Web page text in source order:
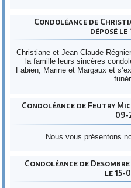
Condoléance de
déposé le
Christiane et Jean Claude
la famille leurs sincères
Fabien, Marine et Margaux et
Condoléance de Feutry
09-
Nous vous présentons
Condoléance de
le 15-